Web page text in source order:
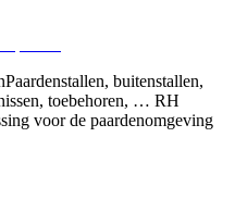
buitenstallen,
toebehoren, … RH
voor de paardenomgeving